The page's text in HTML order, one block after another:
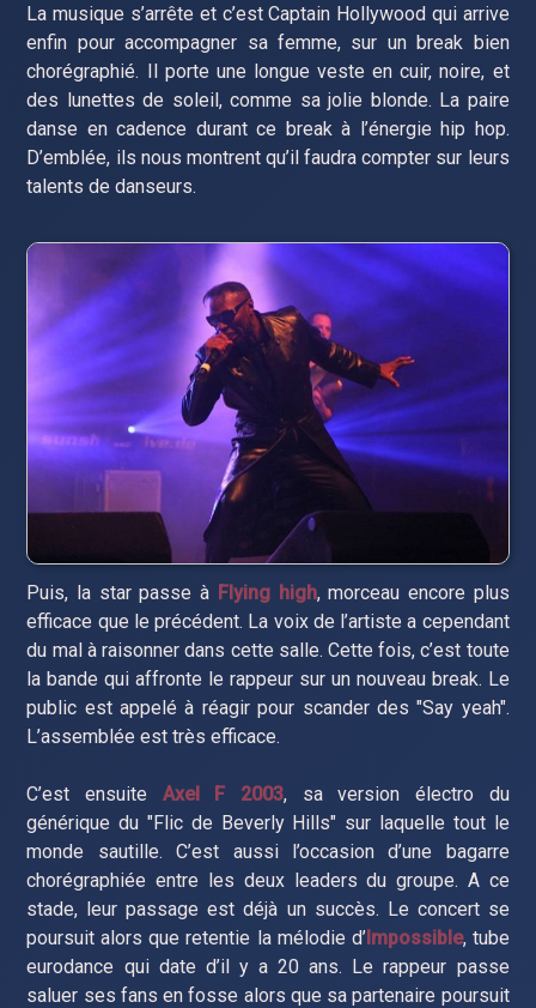
La musique s’arrête et c’est Captain Hollywood qui arrive
enfin pour accompagner sa femme, sur un break bien
chorégraphié. Il porte une longue veste en cuir, noire, et
des lunettes de soleil, comme sa jolie blonde. La paire
danse en cadence durant ce break à l’énergie hip hop.
D’emblée, ils nous montrent qu’il faudra compter sur leurs
talents de danseurs.
Puis, la star passe à Flying high, morceau encore plus
efficace que le précédent. La voix de l’artiste a cependant
du mal à raisonner dans cette salle. Cette fois, c’est toute
la bande qui affronte le rappeur sur un nouveau break. Le
public est appelé à réagir pour scander des "Say yeah".
L’assemblée est très efficace.
C’est ensuite Axel F 2003, sa version électro du
générique du "Flic de Beverly Hills" sur laquelle tout le
monde sautille. C’est aussi l’occasion d’une bagarre
chorégraphiée entre les deux leaders du groupe. A ce
stade, leur passage est déjà un succès. Le concert se
poursuit alors que retentie la mélodie d’Impossible, tube
eurodance qui date d’il y a 20 ans. Le rappeur passe
saluer ses fans en fosse alors que sa partenaire poursuit